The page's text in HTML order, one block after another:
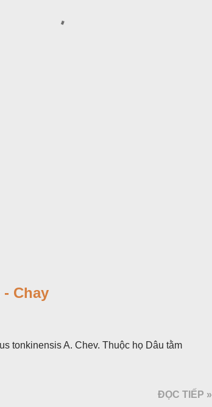
Chay
tonkinensis A. Chev. Thuộc họ Dâu tằm
ĐỌC TIẾP »